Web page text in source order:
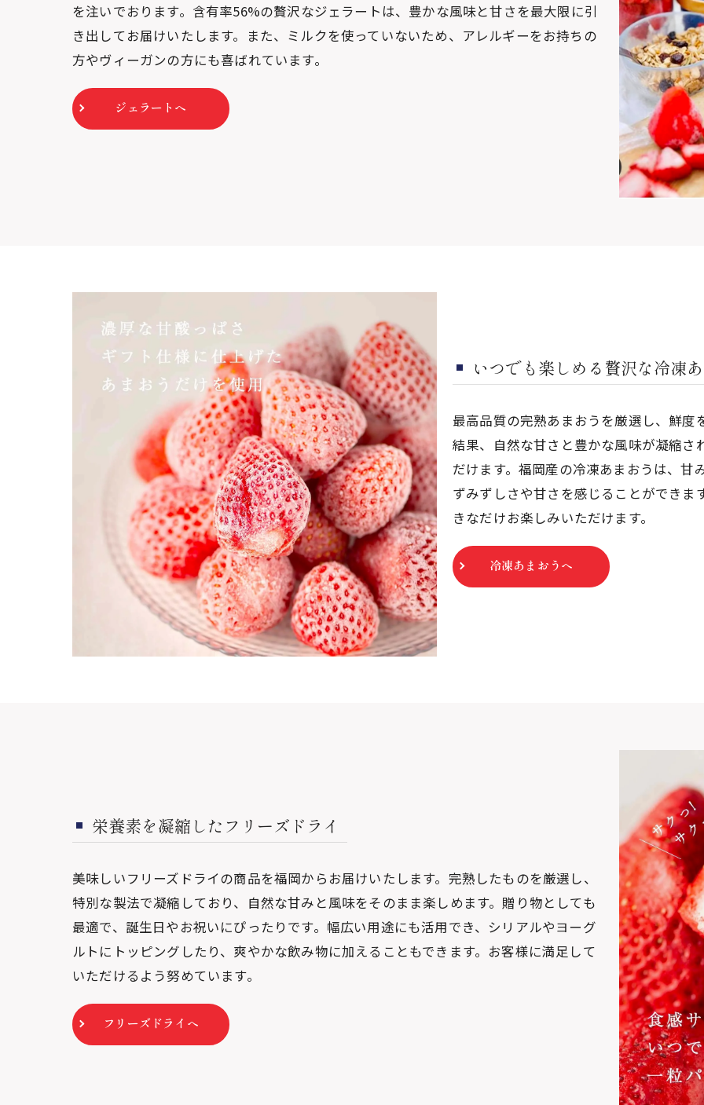
を注いでおります。含有率56%の贅沢なジェラートは、豊かな風味と甘さを最大限に引
き出してお届けいたします。また、ミルクを使っていないため、アレルギーをお持ちの
方やヴィーガンの方にも喜ばれています。
ジェラートへ
いつでも楽しめる贅沢な冷凍
最高品質の完熟あまおうを厳選し、鮮
結果、自然な甘さと豊かな風味が凝縮
だけます。福岡産の冷凍あまおうは、
ずみずしさや甘さを感じることができ
きなだけお楽しみいただけます。
冷凍あまおうへ
栄養素を凝縮したフリーズドライ
美味しいフリーズドライの商品を福岡からお届けいたします。完熟したものを厳選し、
特別な製法で凝縮しており、自然な甘みと風味をそのまま楽しめます。贈り物としても
最適で、誕生日やお祝いにぴったりです。幅広い用途にも活用でき、シリアルやヨーグ
ルトにトッピングしたり、爽やかな飲み物に加えることもできます。お客様に満足して
いただけるよう努めています。
フリーズドライへ